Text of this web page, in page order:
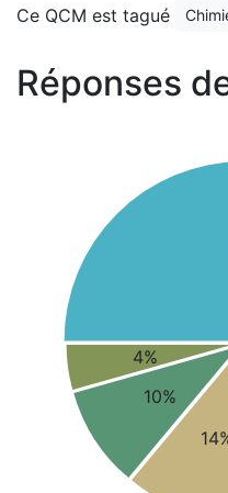
Ce QCM est tagué
Réponses
10%
4%